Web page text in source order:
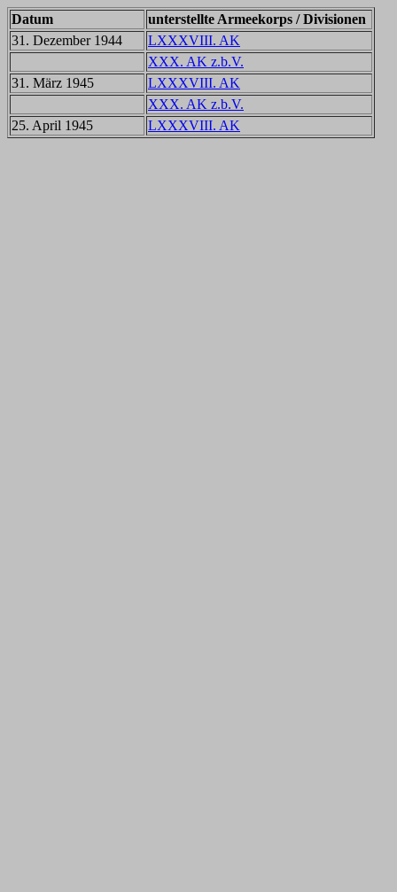
Datum
unterstellte Armeekorps / Divisionen
31. Dezember 1944
LXXXVIII. AK
XXX. AK z.b.V.
31. März 1945
LXXXVIII. AK
XXX. AK z.b.V.
25. April 1945
LXXXVIII. AK